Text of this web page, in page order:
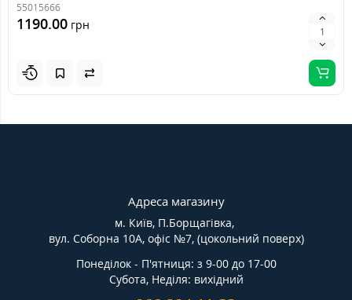
55015666
1190.00 грн
Адреса магазину
м. Київ, П.Борщагівка,
вул. Соборна 10А, офіс №7, (цокольний поверх)
Понеділок - П'ятниця: з 9-00 до 17-00
Субота, Неділя: вихідний